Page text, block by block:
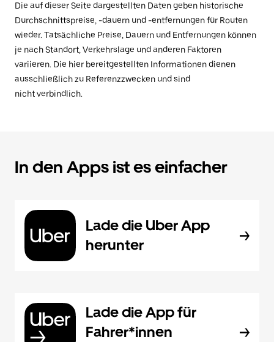
Die auf dieser Seite dargestellten Daten geben historische
Durchschnittspreise, -dauern und -entfernungen für Routen
wieder. Tatsächliche Preise, Dauern und Entfernungen können
je nach Standort, Verkehrslage und anderen Faktoren
variieren. Die hier bereitgestellten Informationen dienen
ausschließlich zu Referenzzwecken und sind
nicht verbindlich.
In den Apps ist es einfacher
Lade die Uber App
herunter
Lade die App für
Fahrer*innen